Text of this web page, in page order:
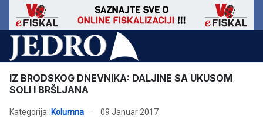
IZ BRODSKOG DNEVNIKA: DALJINE SA UKUSOM
SOLI I BRŠLJANA
Kategorija: Kolumna 09 Januar 2017